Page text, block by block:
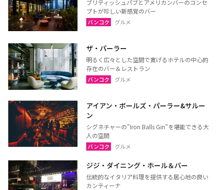
スパンブリー
プーケット
サムイ島（スラーターニ
ー）
クラビ
ランタ島（クラビ）
トラン
カオラック（パンガー）
チュンポーン
ナラーティワート
ナコーンシータマラート
パッターニー
パッタルン
ソンクラー
スラーターニー
ヤラー
ブリティッシュパブとアメリカンバーのコンセ
プトが珍しい新感覚のバー
バンコク グルメ
ザ・パーラー
明るく広々とした空間で寛げるホテルの中心的
存在のバー＆レストラン
バンコク グルメ
アイアン・ボールズ・パーラー&サルー
ン
シグネチャーの”Iron Balls Gin”を堪能できる大
人の空間
バンコク グルメ
ジジ・ダイニング・ホール＆バー
伝統的なイタリア料理を提供する居心地の良い
カンティーナ